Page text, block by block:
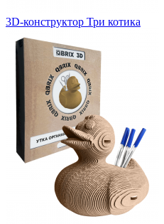
3D-конструктор Три котика